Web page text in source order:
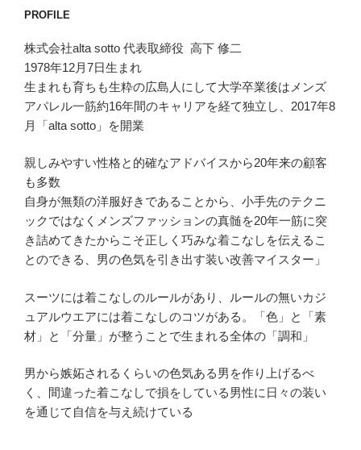
PROFILE
株式会社alta sotto 代表取締役 高下 修二
1978年12月7日生まれ
生まれも育ちも生粋の広島人にして大学卒業後はメンズ
アパレル一筋約16年間のキャリアを経て独立し、2017年8
月「alta sotto」を開業
親しみやすい性格と的確なアドバイスから20年来の顧客
も多数
自身が無類の洋服好きであることから、小手先のテクニ
ックではなくメンズファッションの真髄を20年一筋に突
き詰めてきたからこそ正しく巧みな着こなしを伝えるこ
とのできる、男の色気を引き出す装い改善マイスター」
スーツには着こなしのルールがあり、ルールの無いカジ
ュアルウエアには着こなしのコツがある。「色」と「素
材」と「分量」が整うことで生まれる全体の「調和」
男から嫉妬されるくらいの色気ある男を作り上げるべ
く、間違った着こなしで損をしている男性に日々の装い
を通じて自信を与え続けている